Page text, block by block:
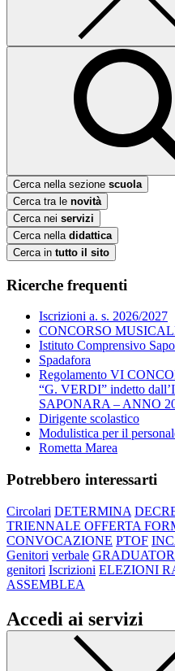
Cerca nella sezione scuola
Cerca tra le novità
Cerca nei servizi
Cerca nella didattica
Cerca in tutto il sito
Ricerche frequenti
Iscrizioni a. s. 2026/2027
CONCORSO
Istituto Comprensivo
Spadafora
Regolamento VI
“G. VERDI” indetto
SAPONARA – ANNO
Dirigente scolastico
Modulistica per il
Rometta Marea
Potrebbero interessarti
Circolari DETERMINA
TRIENNALE OFFERTA
CONVOCAZIONE PTOF
Genitori verbale
genitori Iscrizioni ELEZIONI
ASSEMBLEA
Accedi ai servizi